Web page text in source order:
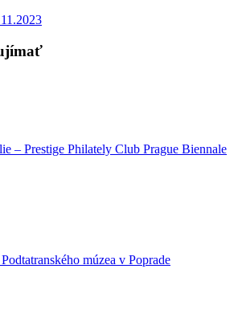
– Prestige Philately Club Prague Biennale
múzea v Poprade